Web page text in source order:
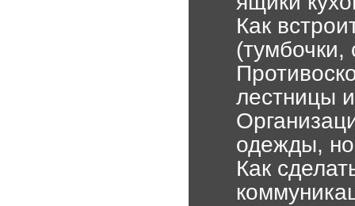
Как
(тумбочки,
лестницы
одежды,
Как